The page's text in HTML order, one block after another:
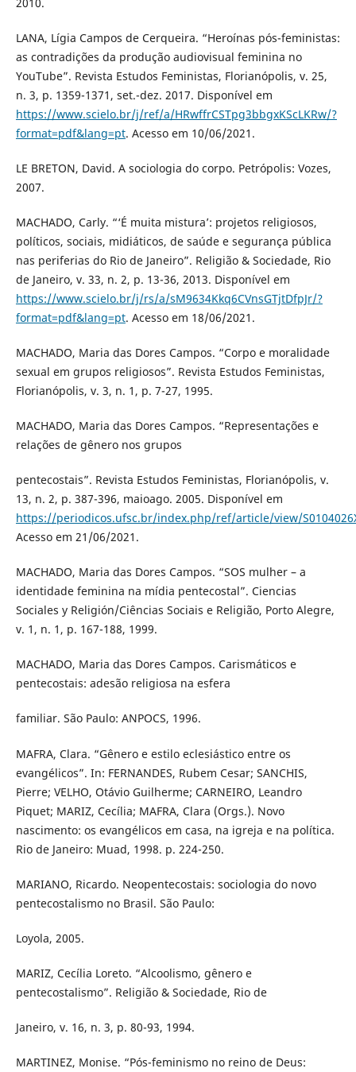
2010.
LANA, Lígia Campos de Cerqueira. “Heroínas pós-feministas:
as contradições da produção audiovisual feminina no
YouTube”. Revista Estudos Feministas, Florianópolis, v. 25,
n. 3, p. 1359-1371, set.-dez. 2017. Disponível em
https://www.scielo.br/j/ref/a/HRwffrCSTpg3bbgxKScLKRw/?
format=pdf&lang=pt. Acesso em 10/06/2021.
LE BRETON, David. A sociologia do corpo. Petrópolis: Vozes,
2007.
MACHADO, Carly. “‘É muita mistura’: projetos religiosos,
políticos, sociais, midiáticos, de saúde e segurança pública
nas periferias do Rio de Janeiro”. Religião & Sociedade, Rio
de Janeiro, v. 33, n. 2, p. 13-36, 2013. Disponível em
https://www.scielo.br/j/rs/a/sM9634Kkq6CVnsGTjtDfpJr/?
format=pdf&lang=pt. Acesso em 18/06/2021.
MACHADO, Maria das Dores Campos. “Corpo e moralidade
sexual em grupos religiosos”. Revista Estudos Feministas,
Florianópolis, v. 3, n. 1, p. 7-27, 1995.
MACHADO, Maria das Dores Campos. “Representações e
relações de gênero nos grupos
pentecostais”. Revista Estudos Feministas, Florianópolis, v.
13, n. 2, p. 387-396, maioago. 2005. Disponível em
https://periodicos.ufsc.br/index.php/ref/article/view/
Acesso em 21/06/2021.
MACHADO, Maria das Dores Campos. “SOS mulher – a
identidade feminina na mídia pentecostal”. Ciencias
Sociales y Religión/Ciências Sociais e Religião, Porto Alegre,
v. 1, n. 1, p. 167-188, 1999.
MACHADO, Maria das Dores Campos. Carismáticos e
pentecostais: adesão religiosa na esfera
familiar. São Paulo: ANPOCS, 1996.
MAFRA, Clara. “Gênero e estilo eclesiástico entre os
evangélicos”. In: FERNANDES, Rubem Cesar; SANCHIS,
Pierre; VELHO, Otávio Guilherme; CARNEIRO, Leandro
Piquet; MARIZ, Cecília; MAFRA, Clara (Orgs.). Novo
nascimento: os evangélicos em casa, na igreja e na política.
Rio de Janeiro: Muad, 1998. p. 224-250.
MARIANO, Ricardo. Neopentecostais: sociologia do novo
pentecostalismo no Brasil. São Paulo:
Loyola, 2005.
MARIZ, Cecília Loreto. “Alcoolismo, gênero e
pentecostalismo”. Religião & Sociedade, Rio de
Janeiro, v. 16, n. 3, p. 80-93, 1994.
MARTINEZ, Monise. “Pós-feminismo no reino de Deus: